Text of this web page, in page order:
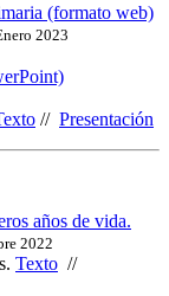
(formato web)
2023
// Presentación
años de vida.
2022
Texto //